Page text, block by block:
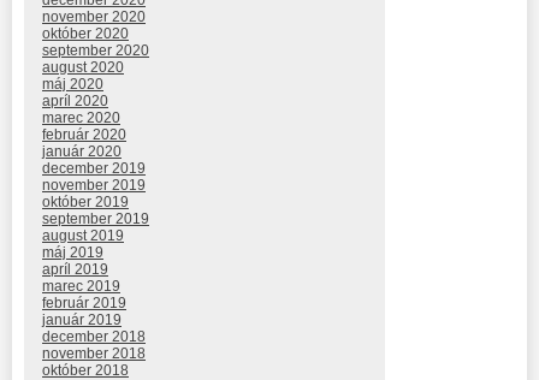
november 2020
október 2020
september 2020
august 2020
máj 2020
apríl 2020
marec 2020
február 2020
január 2020
december 2019
november 2019
október 2019
september 2019
august 2019
máj 2019
apríl 2019
marec 2019
február 2019
január 2019
december 2018
november 2018
október 2018